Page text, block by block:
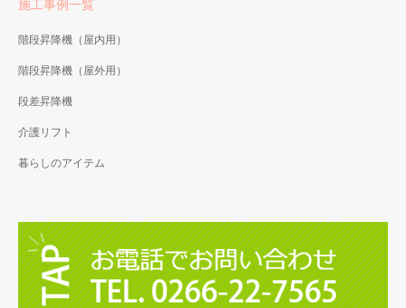
施工事例一覧
階段昇降機（屋内用）
階段昇降機（屋外用）
段差昇降機
介護リフト
暮らしのアイテム